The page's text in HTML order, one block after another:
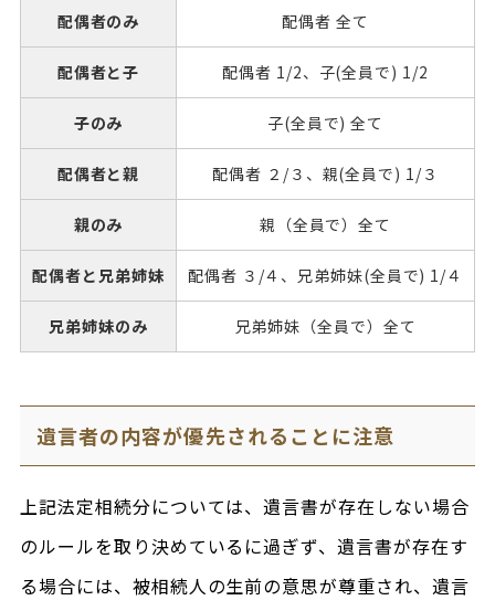
配偶者のみ 配偶者 全て
配偶者と子 配偶者 1/2、子(全員で) 1/2
子のみ 子(全員で) 全て
配偶者と親 配偶者 ２/３、親(全員で) 1/３
親のみ 親（全員で）全て
配偶者と兄弟姉妹 配偶者 ３/４、兄弟姉妹(全員で) 1/４
兄弟姉妹のみ 兄弟姉妹（全員で）全て
遺言者の内容が優先されることに注意
上記法定相続分については、遺言書が存在しない場合
のルールを取り決めているに過ぎず、遺言書が存在す
る場合には、被相続人の生前の意思が尊重され、遺言